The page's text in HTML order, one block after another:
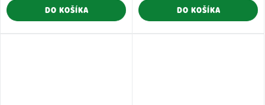
DO KOŠÍKA DO KOŠÍKA